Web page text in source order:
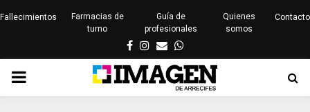
Fallecimientos
Farmacias de
turno
Guía de
profesionales
Quienes
somos
Contacto
Facebook
Instagram
EmailWhatsapp
PRIMARY